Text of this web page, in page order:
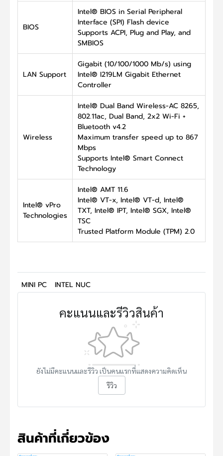
BIOS
Intel® BIOS in Serial Peripheral
Interface (SPI) Flash device
Supports ACPI, Plug and Play, and
SMBIOS
LAN Support
Gigabit (10/100/1000 Mb/s) using
Intel® I219LM Gigabit Ethernet
Controller
Wireless
Intel® Dual Band Wireless-AC 8265,
802.11ac, Dual Band, 2x2 Wi-Fi +
Bluetooth v4.2
Maximum transfer speed up to 867
Mbps
Supports Intel® Smart Connect
Technology
Intel® vPro
Technologies
Intel® AMT 11.6
Intel® VT-x, Intel® VT-d, Intel®
TXT, Intel® IPT, Intel® SGX, Intel®
TSC
Trusted Platform Module (TPM) 2.0
MINI PC INTEL NUC
คะแนนและรีวิวสินค้า
ยังไม่มีคะแนนและรีวิว เป็นคนแรกที่แสดงความคิดเห็น
รีวิว
สินค้าที่เกี่ยวข้อง